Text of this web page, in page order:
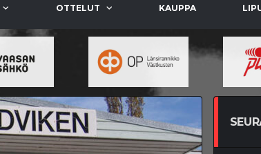
OTTELUT KAUPPA